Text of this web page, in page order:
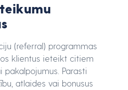
(referral) programmas
klientus ieteikt citiem
pakalpojumus. Parasti
atlaides vai bonusus